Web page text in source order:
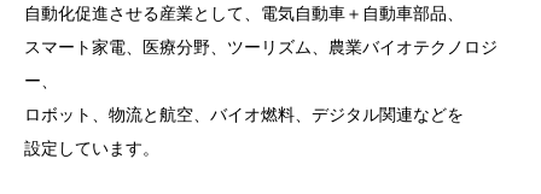
自動化促進させる産業として、電気自動車＋自動車部品、
スマート家電、医療分野、ツーリズム、農業バイオテクノロジ
ー、
ロボット、物流と航空、バイオ燃料、デジタル関連などを
設定しています。